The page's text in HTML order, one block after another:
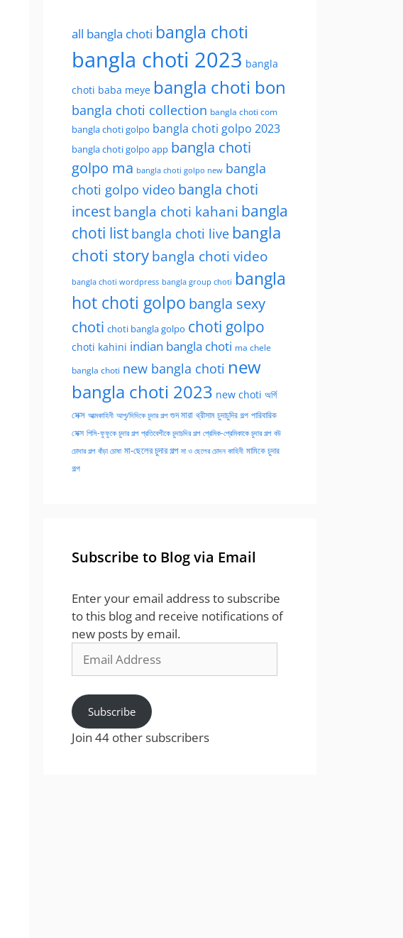
all bangla choti bangla choti
bangla choti 2023 bangla
choti baba meye bangla choti bon
bangla choti collection bangla choti com
bangla choti golpo bangla choti golpo 2023
bangla choti golpo app bangla choti
golpo ma bangla choti golpo new bangla
choti golpo video bangla choti
incestbangla choti kahani bangla
choti list bangla choti live bangla
choti storybangla choti video
bangla choti wordpress bangla group choti bangla
hot choti golpo bangla sexy
choti choti bangla golpo choti golpo
choti kahini indian bangla choti ma chele
bangla choti new bangla choti new
bangla choti 2023 new choti অর্গি
সেক্স আত্মকাহিনী আপু/দিদিকে চুদার গল্প গুদ মারা থ্রীসাম চুদাচুদির গল্প পারিবারিক
সেক্স পিসি-ফুফুকে চুদার গল্প প্রতিবেশীকে চুদাচদির গল্প প্রেমিক-প্রেমিকাকে চুদার গল্প বউ
চোদার গল্প বাঁড়া চোষা মা-ছেলের চুদার গল্প মা ও ছেলের চোদন কাহিনী মামিকে চুদার
গল্প
Subscribe to Blog via Email
Enter your email address to subscribe
to this blog and receive notifications of
new posts by email.
Address
Subscribe
Join 44 other subscribers